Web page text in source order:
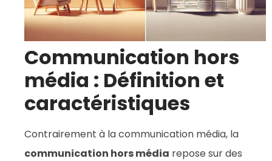
Communication hors
média : Définition et
caractéristiques
Contrairement à la communication média, la
communication hors média repose sur des